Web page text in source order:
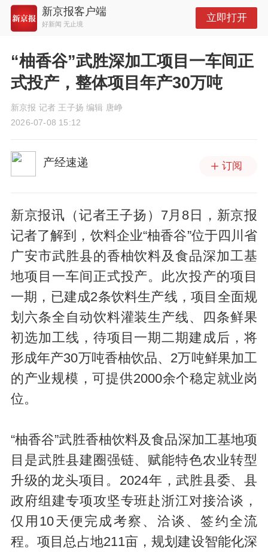
新京报客户端
好新闻 无止境
立即打开
“柚香谷”武胜深加工项目一车间正
式投产，整体项目年产30万吨
新京报 记者 王子扬 编辑 唐峥
2026-07-08 15:12
产经速递 订阅
新京报讯（记者王子扬）7月8日，新京报
记者了解到，饮料企业“柚香谷”位于四川省
广安市武胜县的香柚饮料及食品深加工基
地项目一车间正式投产。此次投产的项目
一期，已建成2条饮料生产线，项目全面规
划六条全自动饮料灌装生产线、四条鲜果
初选加工线，待项目一期二期建成后，将
形成年产30万吨香柚饮品、2万吨鲜果加工
的产业规模，可提供2000余个稳定就业岗
位。
“柚香谷”武胜香柚饮料及食品深加工基地项
目是武胜县建圈强链、赋能特色农业转型
升级的龙头项目。2024年，武胜县委、县
政府组建专项攻坚专班赴浙江对接洽谈，
仅用10天便完成考察、洽谈、签约全流
程。项目总占地211亩，规划建设智能化深